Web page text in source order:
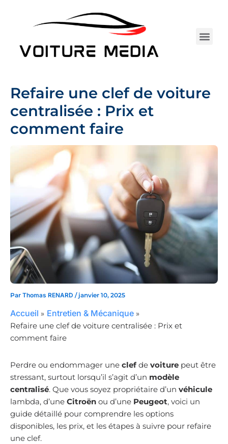
Refaire une clef de voiture
centralisée : Prix et
comment faire
Par Thomas RENARD / janvier 10, 2025
Accueil Entretien & Mécanique
Refaire une clef de voiture centralisée : Prix et
comment faire
Perdre ou endommager une clef de voiture peut être
stressant, surtout lorsqu’il s’agit d’un modèle
centralisé. Que vous soyez propriétaire d’un véhicule
lambda, d’une Citroën ou d’une Peugeot, voici un
guide détaillé pour comprendre les options
disponibles, les prix, et les étapes à suivre pour refaire
une clef.